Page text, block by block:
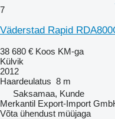
7
Väderstad Rapid
38 680 € Koos KM-ga
Külvik
2012
Haardeulatus 8 m
Saksamaa, Kunde
Merkantil Export-Import
Võta ühendust müüjaga